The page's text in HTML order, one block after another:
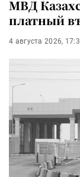
МВД
платный
4 августа 2026,